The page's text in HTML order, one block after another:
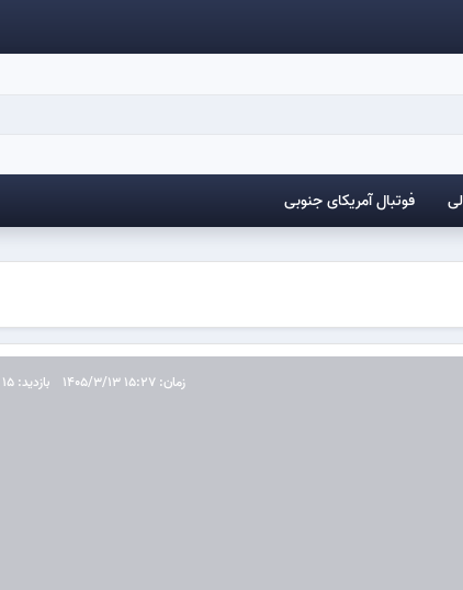
فوتبال آمریکای جنوبی
زمان: 15:27 1405/3/13 بازدید: 15